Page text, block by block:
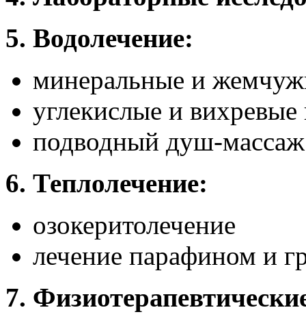
5. Водолечение:
минеральные и
углекислые и
подводный душ-массаж
6. Теплолечение:
озокеритолечение
лечение парафином и
7.